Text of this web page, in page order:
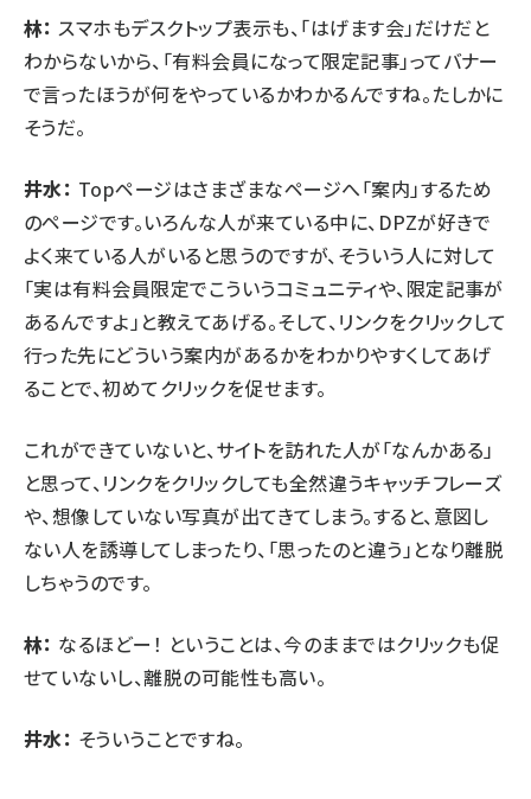
林： スマホもデスクトップ表示も、「はげます会」だけだと
わからないから、「有料会員になって限定記事」ってバナー
で言ったほうが何をやっているかわかるんですね。たしかに
そうだ。
井水： Topページはさまざまなページへ「案内」するため
のページです。いろんな人が来ている中に、DPZが好きで
よく来ている人がいると思うのですが、そういう人に対して
「実は有料会員限定でこういうコミュニティや、限定記事が
あるんですよ」と教えてあげる。そして、リンクをクリックして
行った先にどういう案内があるかをわかりやすくしてあげ
ることで、初めてクリックを促せます。
これができていないと、サイトを訪れた人が「なんかある」
と思って、リンクをクリックしても全然違うキャッチフレーズ
や、想像していない写真が出てきてしまう。すると、意図し
ない人を誘導してしまったり、「思ったのと違う」となり離脱
しちゃうのです。
林： なるほどー！ ということは、今のままではクリックも促
せていないし、離脱の可能性も高い。
井水： そういうことですね。